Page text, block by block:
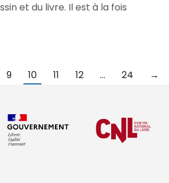
et du livre. Il est à la fois
9 10 11 12 … 24 →